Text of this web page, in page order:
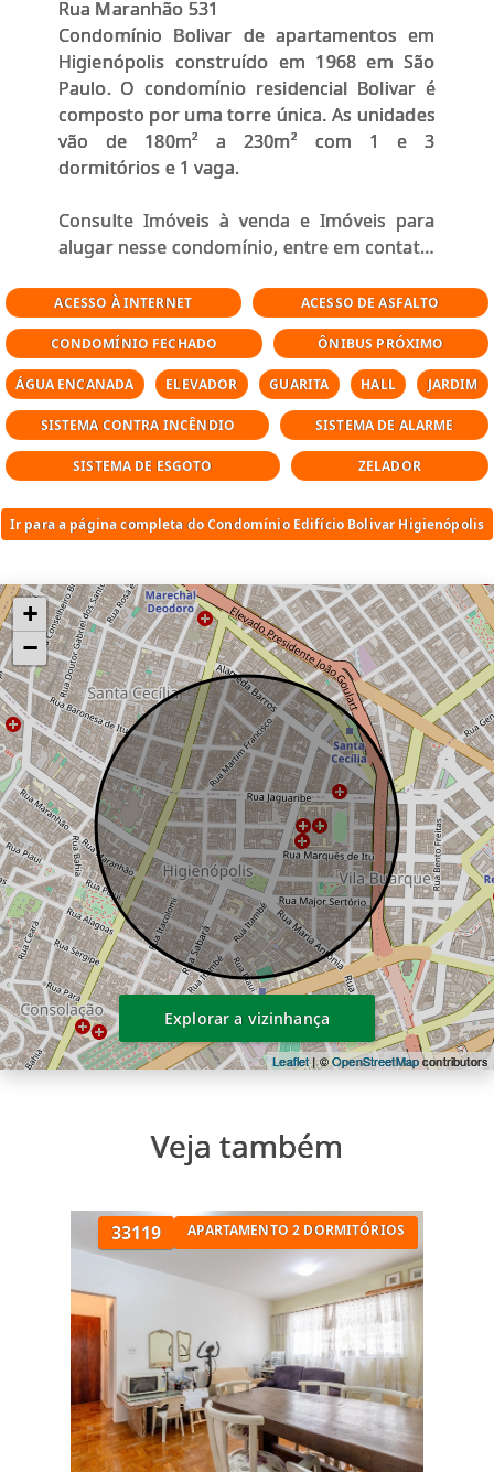
Rua Maranhão 531
Condomínio Bolivar de apartamentos em
Higienópolis construído em 1968 em São
Paulo. O condomínio residencial Bolivar é
composto por uma torre única. As unidades
vão de 180m² a 230m² com 1 e 3
dormitórios e 1 vaga.
Consulte Imóveis à venda e Imóveis para
alugar nesse condomínio, entre em contato
Conheça um pouco da Estrutura de
Higienópolis! Vamos desvendar os tesouros
arquitetônicos dessa região icônica,
mergulhando na riqueza da sua história e
descobrindo os encantos que a tornam tão
especial. A Estrutura de Higienópolis,
localizada em São Paulo, é um verdadeiro
tesouro arquitetônico que encanta e
impressiona moradores e visitantes há
décadas. Seus edifícios de estilo neoclássico
contando histórias do passado enquanto se
integram harmoniosamente com a
modernidade do presente. Cada detalhe
arquitetônico, desde as belas fachadas até
os ornamentos intrincados, revela a
dedicação e o talento dos arquitetos que a
projetaram. Ao percorrer as ruas de
Higienópolis, você será transportado para
uma era de glamour e sofisticação, onde
cada esquina revela uma nova surpresa
arquitetônica. Além disso, conheceremos os
prédios históricos que abrigam museus,
teatros e restaurantes, tornando
Higienópolis um local de encontro cultural e
artístico. O Bairro Higienópolis é
considerada um verdadeiro patrimônio
arquitetônico de São Paulo.
ACESSO À INTERNET ACESSO DE ASFALTO
CONDOMÍNIO FECHADO ÔNIBUS PRÓXIMO
ÁGUA ENCANADA ELEVADOR GUARITA HALL JARDIM
SISTEMA CONTRA INCÊNDIO SISTEMA DE ALARME
SISTEMA DE ESGOTO ZELADOR
Ir para a página completa do Condomínio Edifício Bolivar Higienópolis
+
−
Leaflet| ©OpenStreetMapcontributors
Explorar a vizinhança
Veja também
33119 APARTAMENTO 2 DORMITÓRIOS